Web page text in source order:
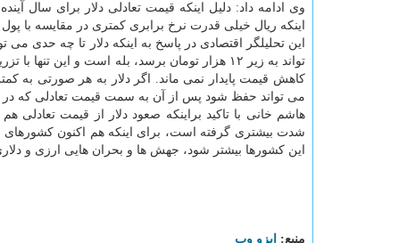
وی ادامه داد: دلیل اینکه قیمت تعادلی دلار برای سال
اینکه ریال خیلی قدرت نرخ برابری کمتری در مقایسه با پول
این تحلیلگر اقتصادی در پاسخ به اینکه دلار تا چه حدی
تواند به زیر ۱۲ هزار تومان برسد، بله است و
می تواند حفظ شود پس از آن به سمت قیمت تعادلی که در
این کشورها بیشتر شود، جهش ها و بحران هایی ارزی و
منبع: ایزو وب